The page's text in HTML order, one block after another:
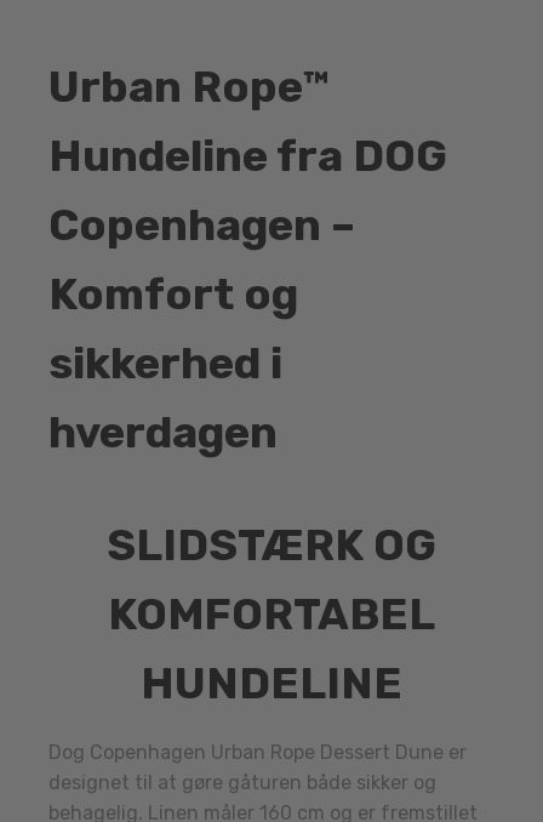
Urban Rope™
Hundeline fra DOG
Copenhagen –
Komfort og
sikkerhed i
hverdagen
SLIDSTÆRK OG
KOMFORTABEL
HUNDELINE
Dog Copenhagen Urban Rope Dessert Dune er
designet til at gøre gåturen både sikker og
behagelig. Linen måler 160 cm og er fremstillet